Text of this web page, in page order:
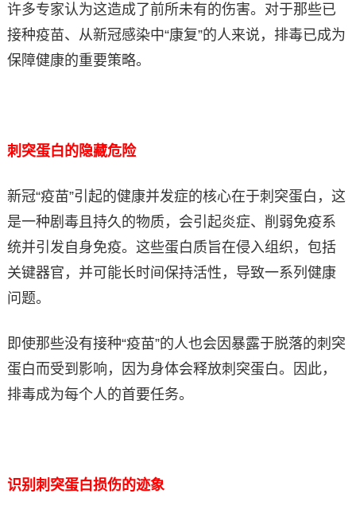
许多专家认为这造成了前所未有的伤害。对于那些已
接种疫苗、从新冠感染中“康复”的人来说，排毒已成为
保障健康的重要策略。
刺突蛋白的隐藏危险
新冠“疫苗”引起的健康并发症的核心在于刺突蛋白，这
是一种剧毒且持久的物质，会引起炎症、削弱免疫系
统并引发自身免疫。这些蛋白质旨在侵入组织，包括
关键器官，并可能长时间保持活性，导致一系列健康
问题。
即使那些没有接种“疫苗”的人也会因暴露于脱落的刺突
蛋白而受到影响，因为身体会释放刺突蛋白。因此，
排毒成为每个人的首要任务。
识别刺突蛋白损伤的迹象